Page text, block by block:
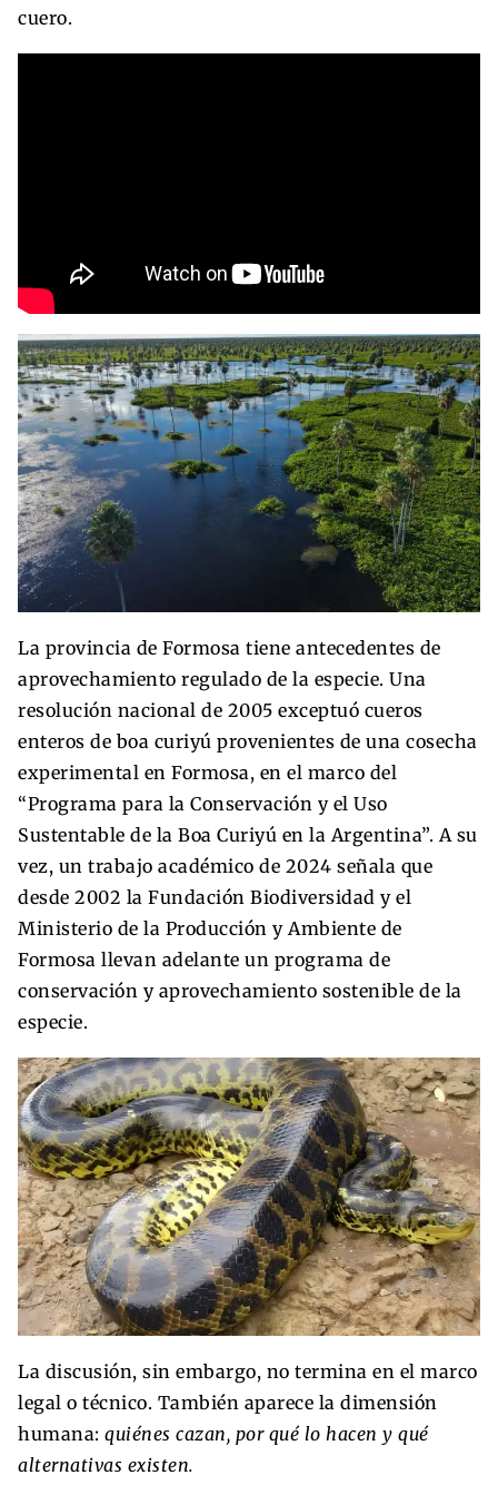
cuero.
La provincia de Formosa tiene antecedentes de
aprovechamiento regulado de la especie. Una
resolución nacional de 2005 exceptuó cueros
enteros de boa curiyú provenientes de una cosecha
experimental en Formosa, en el marco del
“Programa para la Conservación y el Uso
Sustentable de la Boa Curiyú en la Argentina”. A su
vez, un trabajo académico de 2024 señala que
desde 2002 la Fundación Biodiversidad y el
Ministerio de la Producción y Ambiente de
Formosa llevan adelante un programa de
conservación y aprovechamiento sostenible de la
especie.
La discusión, sin embargo, no termina en el marco
legal o técnico. También aparece la dimensión
humana: quiénes cazan, por qué lo hacen y qué
alternativas existen.